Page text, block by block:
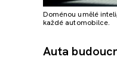
Doménou umělé
každé automobilce.
Auta